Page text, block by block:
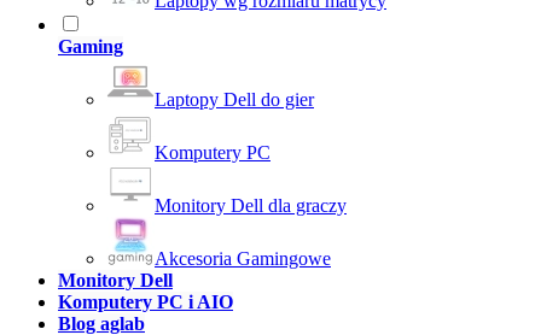
Gaming
Laptopy Dell do gier
Komputery PC
Monitory Dell dla graczy
Akcesoria Gamingowe
Monitory Dell
Komputery PC i AIO
Blog aglab